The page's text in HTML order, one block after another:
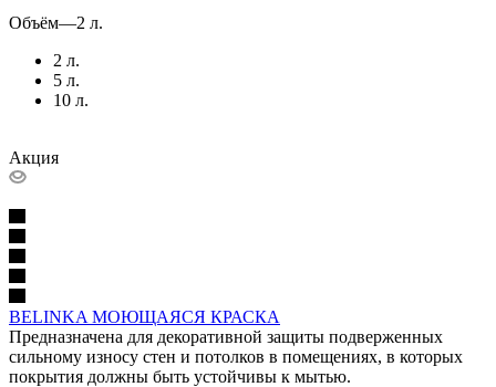
Объём—2 л.
2 л.
5 л.
10 л.
Акция
BELINKA МОЮЩАЯСЯ КРАСКА
Предназначена для декоративной защиты подверженных
сильному износу стен и потолков в помещениях, в которых
покрытия должны быть устойчивы к мытью.